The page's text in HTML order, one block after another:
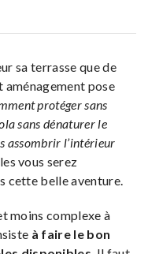
sa terrasse que de
aménagement pose
protéger sans
sans dénaturer le
assombrir l’intérieur
vous serez
cette belle aventure.
moins complexe à
à faire le bon